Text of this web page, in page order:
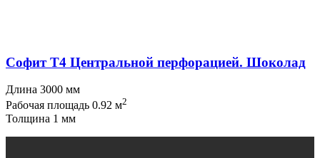
Софит T4 Центральной перфорацией. Шоколад
Длина 3000 мм
Рабочая площадь 0.92 м2
Толщина 1 мм